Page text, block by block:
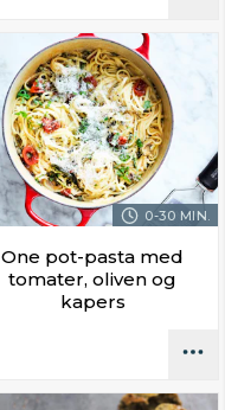
0-30 MIN.
One pot-pasta med
tomater, oliven og
kapers